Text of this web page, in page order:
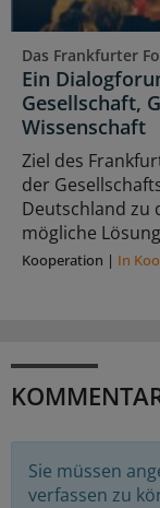
Das Frankfurter
Ein
Gesellschaft,
Wissenschaft
Ziel des
der
Deutschland zu
mögliche
Kooperation | In
Sie müssen
verfassen zu